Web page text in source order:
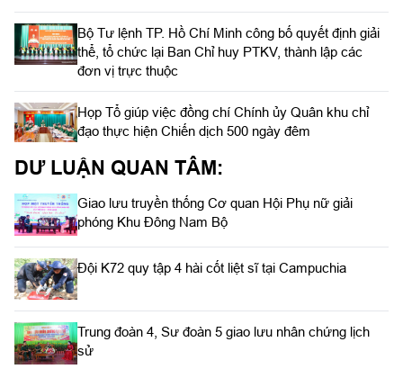
Bộ Tư lệnh TP. Hồ Chí Minh công bố quyết định giải
thể, tổ chức lại Ban Chỉ huy PTKV, thành lập các
đơn vị trực thuộc
Họp Tổ giúp việc đồng chí Chính ủy Quân khu chỉ
đạo thực hiện Chiến dịch 500 ngày đêm
DƯ LUẬN QUAN TÂM:
Giao lưu truyền thống Cơ quan Hội Phụ nữ giải
phóng Khu Đông Nam Bộ
Đội K72 quy tập 4 hài cốt liệt sĩ tại Campuchia
Trung đoàn 4, Sư đoàn 5 giao lưu nhân chứng lịch
sử